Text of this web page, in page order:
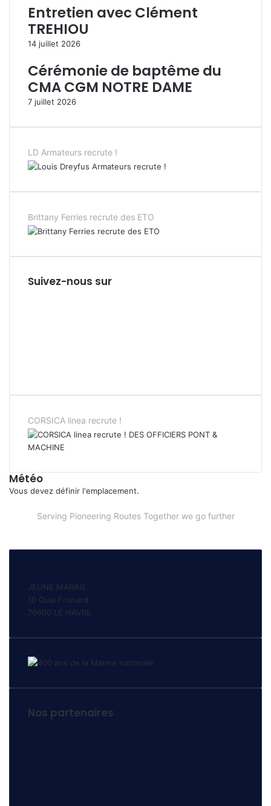
Entretien avec Clément
TREHIOU
14 juillet 2026
Cérémonie de baptême du
CMA CGM NOTRE DAME
7 juillet 2026
LD Armateurs recrute !
Brittany Ferries recrute des ETO
Suivez-nous sur
CORSICA linea recrute !
Météo
Vous devez définir l'emplacement.
Serving Pioneering Routes Together we go further
JEUNE MARINE
10 Quai Frissard
76600 LE HAVRE
Nos partenaires